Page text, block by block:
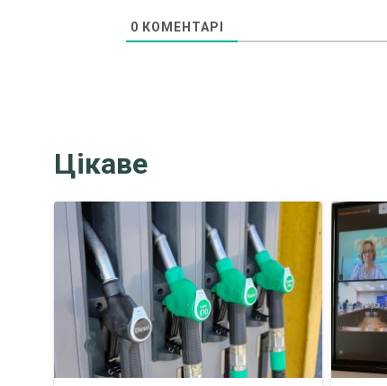
0 КОМЕНТАРІ
Цікаве